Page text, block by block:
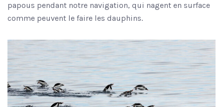
papous pendant notre navigation, qui nagent en surface
comme peuvent le faire les dauphins.